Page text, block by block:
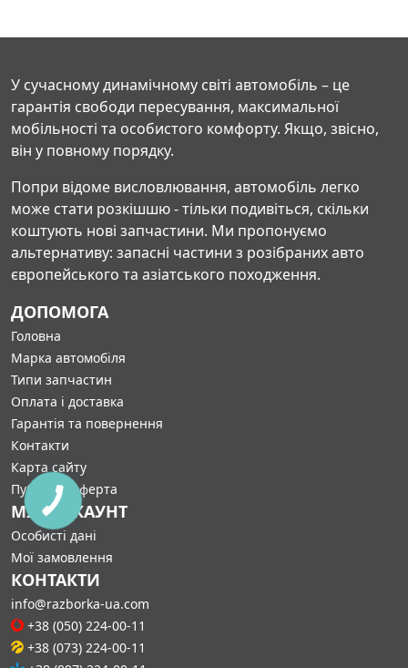
У сучасному динамічному світі автомобіль – це
гарантія свободи пересування, максимальної
мобільності та особистого комфорту. Якщо, звісно,
він у повному порядку.
Попри відоме висловлювання, автомобіль легко
може стати розкішшю - тільки подивіться, скільки
коштують нові запчастини. Ми пропонуємо
альтернативу: запасні частини з розібраних авто
європейського та азіатського походження.
ДОПОМОГА
Головна
Марка автомобіля
Типи запчастин
Оплата і доставка
Гарантія та повернення
Контакти
Карта сайту
Публічна оферта
МІЙ АККАУНТ
Особисті дані
Мої замовлення
КОНТАКТИ
info@razborka-ua.com
+38 (050) 224-00-11
+38 (073) 224-00-11